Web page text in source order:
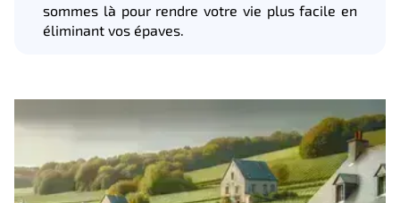
sommes là pour rendre votre vie plus facile en
éliminant vos épaves.